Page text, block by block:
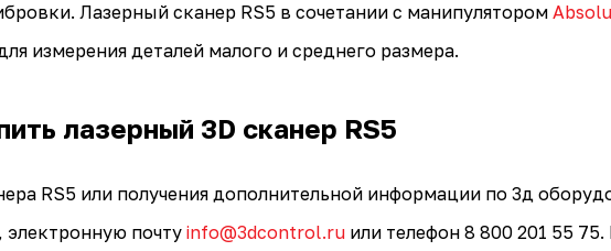
Лазерный сканер RS5 в сочетании с манипулятором
измерения деталей малого и среднего размера.
лазерный 3D сканер RS5
RS5 или получения дополнительной информации по 3д
электронную почту info@3dcontrol.ru или телефон 8 800 201 55